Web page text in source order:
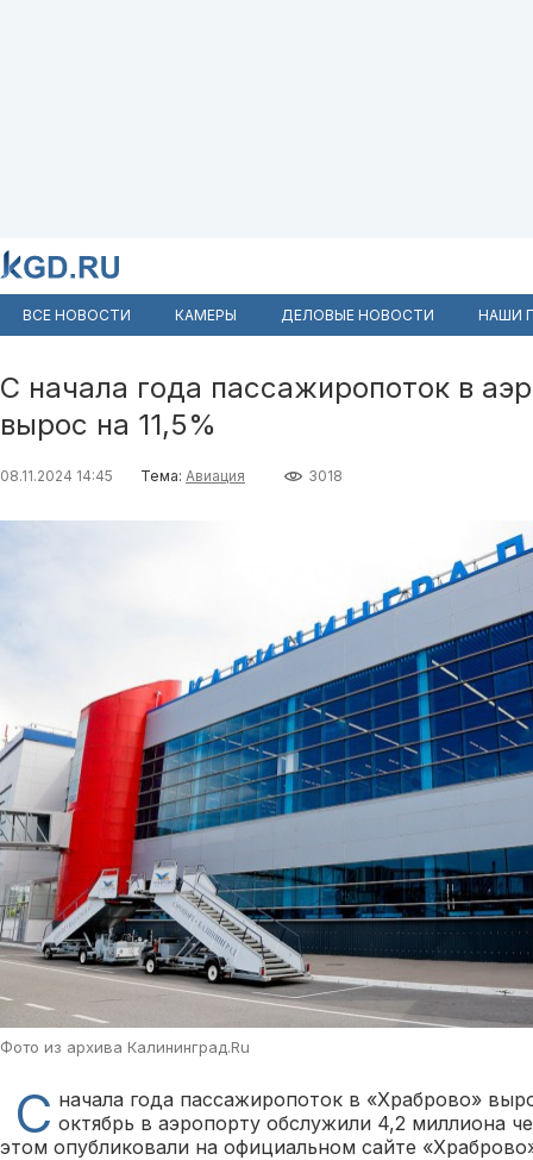
ВСЕ НОВОСТИ КАМЕРЫ ДЕЛОВЫЕ НОВОСТИ НАШИ
С начала года пассажиропоток в
вырос на 11,5%
08.11.2024 14:45 Тема: Авиация 3018
Фото из архива Калининград.Ru
С начала года пассажиропоток в «Храброво»
октябрь в аэропорту обслужили 4,2 миллиона
этом опубликовали на официальном сайте